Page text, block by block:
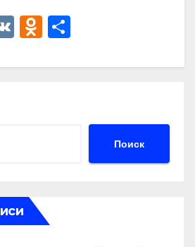
V
O
n
р
ть
Поиск